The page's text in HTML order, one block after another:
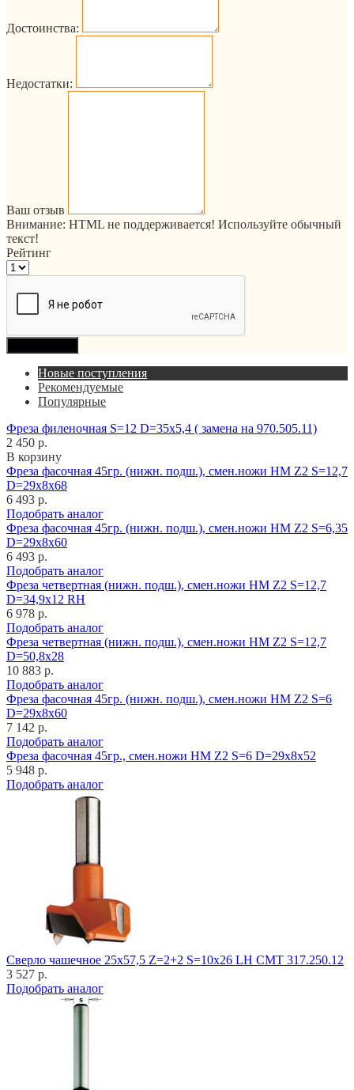
Достоинства:
Недостатки:
Ваш отзыв
Внимание: HTML не поддерживается! Используйте обычный
текст!
Рейтинг
Новые поступления
Рекомендуемые
Популярные
Фреза филеночная S=12 D=35x5,4 ( замена на 970.505.11)
2 450 р.
В корзину
Фреза фасочная 45гр. (нижн. подш.), смен.ножи HM Z2 S=12,7
D=29x8x68
6 493 р.
Подобрать аналог
Фреза фасочная 45гр. (нижн. подш.), смен.ножи HM Z2 S=6,35
D=29x8x60
6 493 р.
Подобрать аналог
Фреза четвертная (нижн. подш.), смен.ножи HM Z2 S=12,7
D=34,9x12 RH
6 978 р.
Подобрать аналог
Фреза четвертная (нижн. подш.), смен.ножи HM Z2 S=12,7
D=50,8x28
10 883 р.
Подобрать аналог
Фреза фасочная 45гр. (нижн. подш.), смен.ножи HM Z2 S=6
D=29x8x60
7 142 р.
Подобрать аналог
Фреза фасочная 45гр., смен.ножи HM Z2 S=6 D=29x8x52
5 948 р.
Подобрать аналог
Cверло чашечное 25x57,5 Z=2+2 S=10x26 LH CMT 317.250.12
3 527 р.
Подобрать аналог